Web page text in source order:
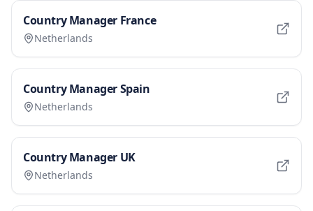
Country Manager France
Netherlands
Country Manager Spain
Netherlands
Country Manager UK
Netherlands